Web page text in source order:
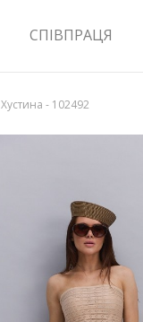
СПІВПРАЦЯ
Хустина - 102492